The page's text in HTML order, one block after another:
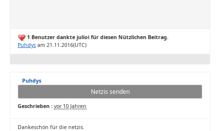
1 Benutzer dankte julioi für diesen Nützlichen Beitrag.
Puhdys am 21.11.2016(UTC)
Puhdys
Netzis senden
Geschrieben : vor 10 Jahren
Dankeschön für die netzis.